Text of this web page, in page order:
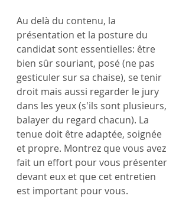
Au delà du contenu, la
présentation et la posture du
candidat sont essentielles: être
bien sûr souriant, posé (ne pas
gesticuler sur sa chaise), se tenir
droit mais aussi regarder le jury
dans les yeux (s'ils sont plusieurs,
balayer du regard chacun). La
tenue doit être adaptée, soignée
et propre. Montrez que vous avez
fait un effort pour vous présenter
devant eux et que cet entretien
est important pour vous.